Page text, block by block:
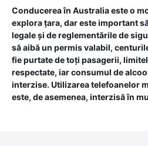
Conducerea în Australia este o
explora țara, dar este important
legale și de reglementările de
să aibă un permis valabil,
fie purtate de toți pasagerii,
respectate, iar consumul de
interzise. Utilizarea telefoanelor
este, de asemenea, interzisă în